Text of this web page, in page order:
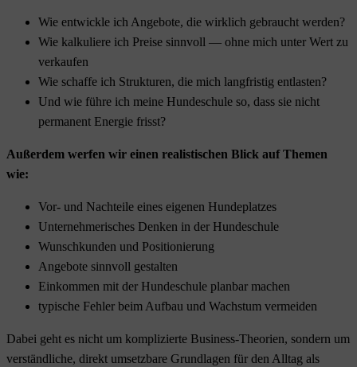
Wie entwickle ich Angebote, die wirklich gebraucht werden?
Wie kalkuliere ich Preise sinnvoll — ohne mich unter Wert zu
verkaufen
Wie schaffe ich Strukturen, die mich langfristig entlasten?
Und wie führe ich meine Hundeschule so, dass sie nicht
permanent Energie frisst?
Außerdem werfen wir einen realistischen Blick auf Themen
wie:
Vor- und Nachteile eines eigenen Hundeplatzes
Unternehmerisches Denken in der Hundeschule
Wunschkunden und Positionierung
Angebote sinnvoll gestalten
Einkommen mit der Hundeschule planbar machen
typische Fehler beim Aufbau und Wachstum vermeiden
Dabei geht es nicht um komplizierte Business-Theorien, sondern um
verständliche, direkt umsetzbare Grundlagen für den Alltag als